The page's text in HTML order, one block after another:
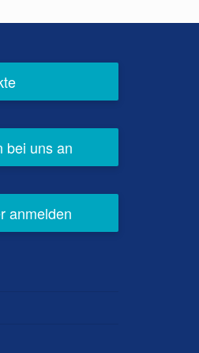
bei uns an
anmelden